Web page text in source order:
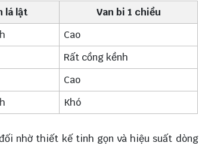
lá lật
Van bi 1 chiều
Cao
Rất cồng kềnh
Cao
Khó
nhờ thiết kế tinh gọn và hiệu suất dòng